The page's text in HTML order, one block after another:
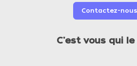
Contactez-nous
C'est vous qui